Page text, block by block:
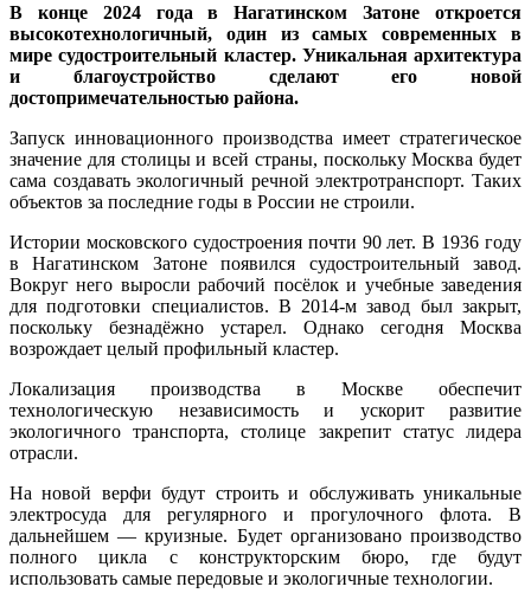
В конце 2024 года в Нагатинском Затоне откроется
высокотехнологичный, один из самых современных в
мире судостроительный кластер. Уникальная архитектура
и благоустройство сделают его новой
достопримечательностью района.
Запуск инновационного производства имеет стратегическое
значение для столицы и всей страны, поскольку Москва будет
сама создавать экологичный речной электротранспорт. Таких
объектов за последние годы в России не строили.
Истории московского судостроения почти 90 лет. В 1936 году
в Нагатинском Затоне появился судостроительный завод.
Вокруг него выросли рабочий посёлок и учебные заведения
для подготовки специалистов. В 2014-м завод был закрыт,
поскольку безнадёжно устарел. Однако сегодня Москва
возрождает целый профильный кластер.
Локализация производства в Москве обеспечит
технологическую независимость и ускорит развитие
экологичного транспорта, столице закрепит статус лидера
отрасли.
На новой верфи будут строить и обслуживать уникальные
электросуда для регулярного и прогулочного флота. В
дальнейшем — круизные. Будет организовано производство
полного цикла с конструкторским бюро, где будут
использовать самые передовые и экологичные технологии.